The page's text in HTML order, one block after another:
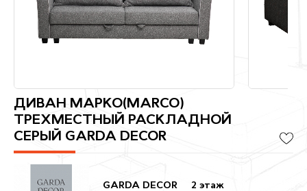
ДИВАН МАРКО(MARCO)
ТРЕХМЕСТНЫЙ РАСКЛАДНОЙ
СЕРЫЙ GARDA DECOR
GARDA DECOR 2 этаж